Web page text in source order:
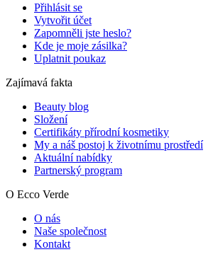
Přihlásit se
Vytvořit účet
Zapomněli jste heslo?
Kde je moje zásilka?
Uplatnit poukaz
Zajímavá fakta
Beauty blog
Složení
Certifikáty přírodní kosmetiky
My a náš postoj k životnímu prostředí
Aktuální nabídky
Partnerský program
O Ecco Verde
O nás
Naše společnost
Kontakt